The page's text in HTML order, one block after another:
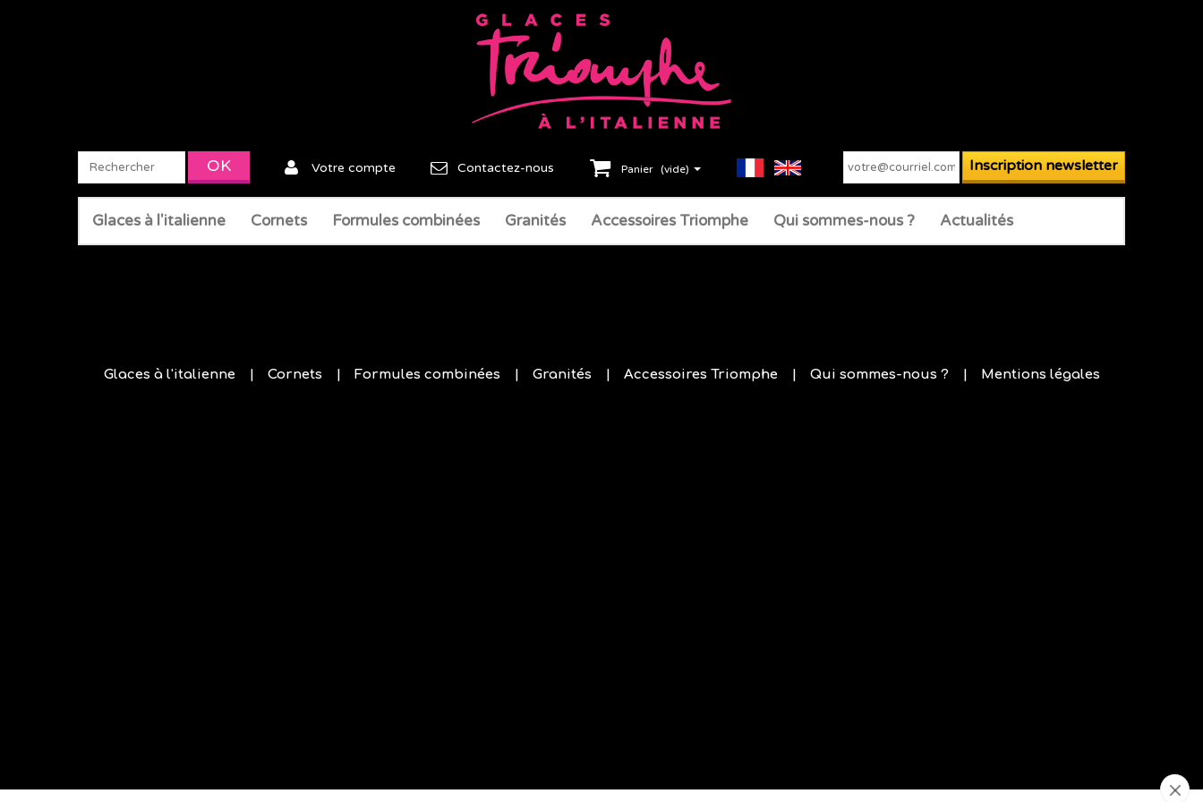
Votre compte Contactez-nous Panier (vide)
Glaces à l'italienne Cornets Formules combinées Granités Accessoires Triomphe Qui sommes-nous ? Actualités
Glaces à l'italienne Cornets Formules combinées Granités Accessoires Triomphe Qui sommes-nous ? Mentions légales